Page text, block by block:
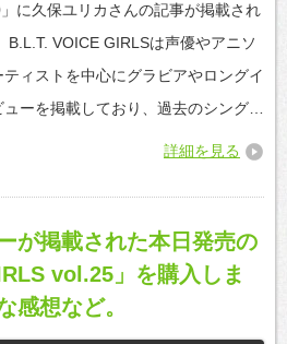
に久保ユリカさんの記事が掲載され
B.L.T. VOICE GIRLSは声優やアニソ
ティストを中心にグラビアやロングイ
ューを掲載しており、過去のシング…
詳細を見る
が掲載された本日発売の
vol.25」を購入しま
感想など。